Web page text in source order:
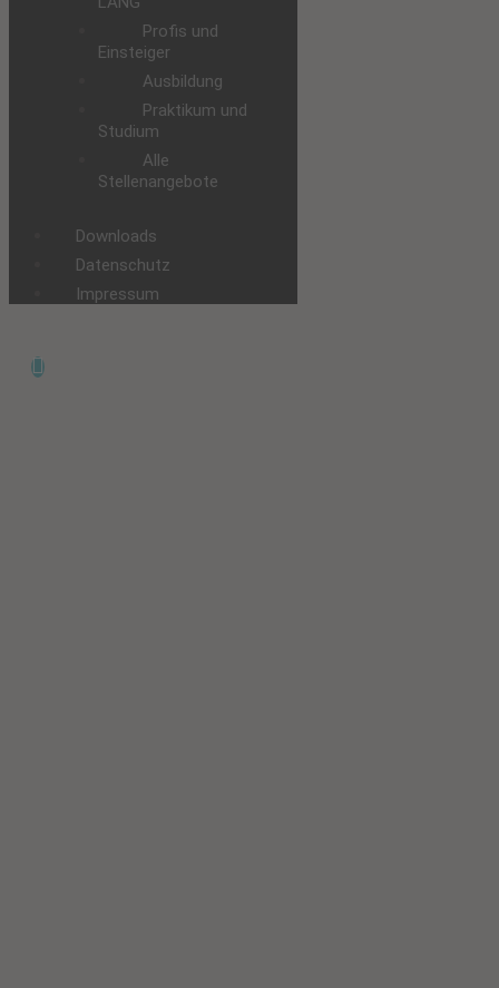
Profis und
Einsteiger
Ausbildung
Praktikum und
Studium
Alle
Stellenangebote
Downloads
Datenschutz
Impressum